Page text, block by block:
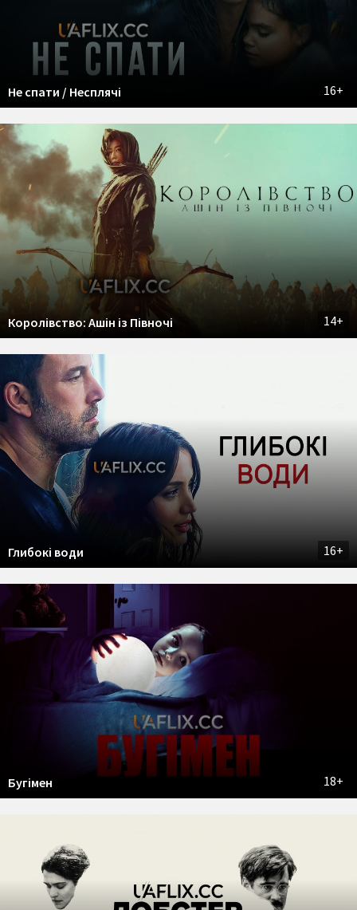
16+
Не спати / Несплячі
14+
Королівство: Ашін із Півночі
16+
Глибокі води
18+
Бугімен